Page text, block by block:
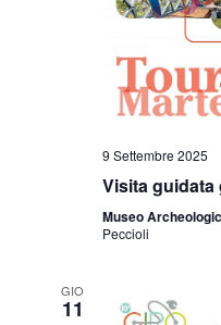
9 Settembre 2025
Visita guidata
Museo
Peccioli
GIO
11